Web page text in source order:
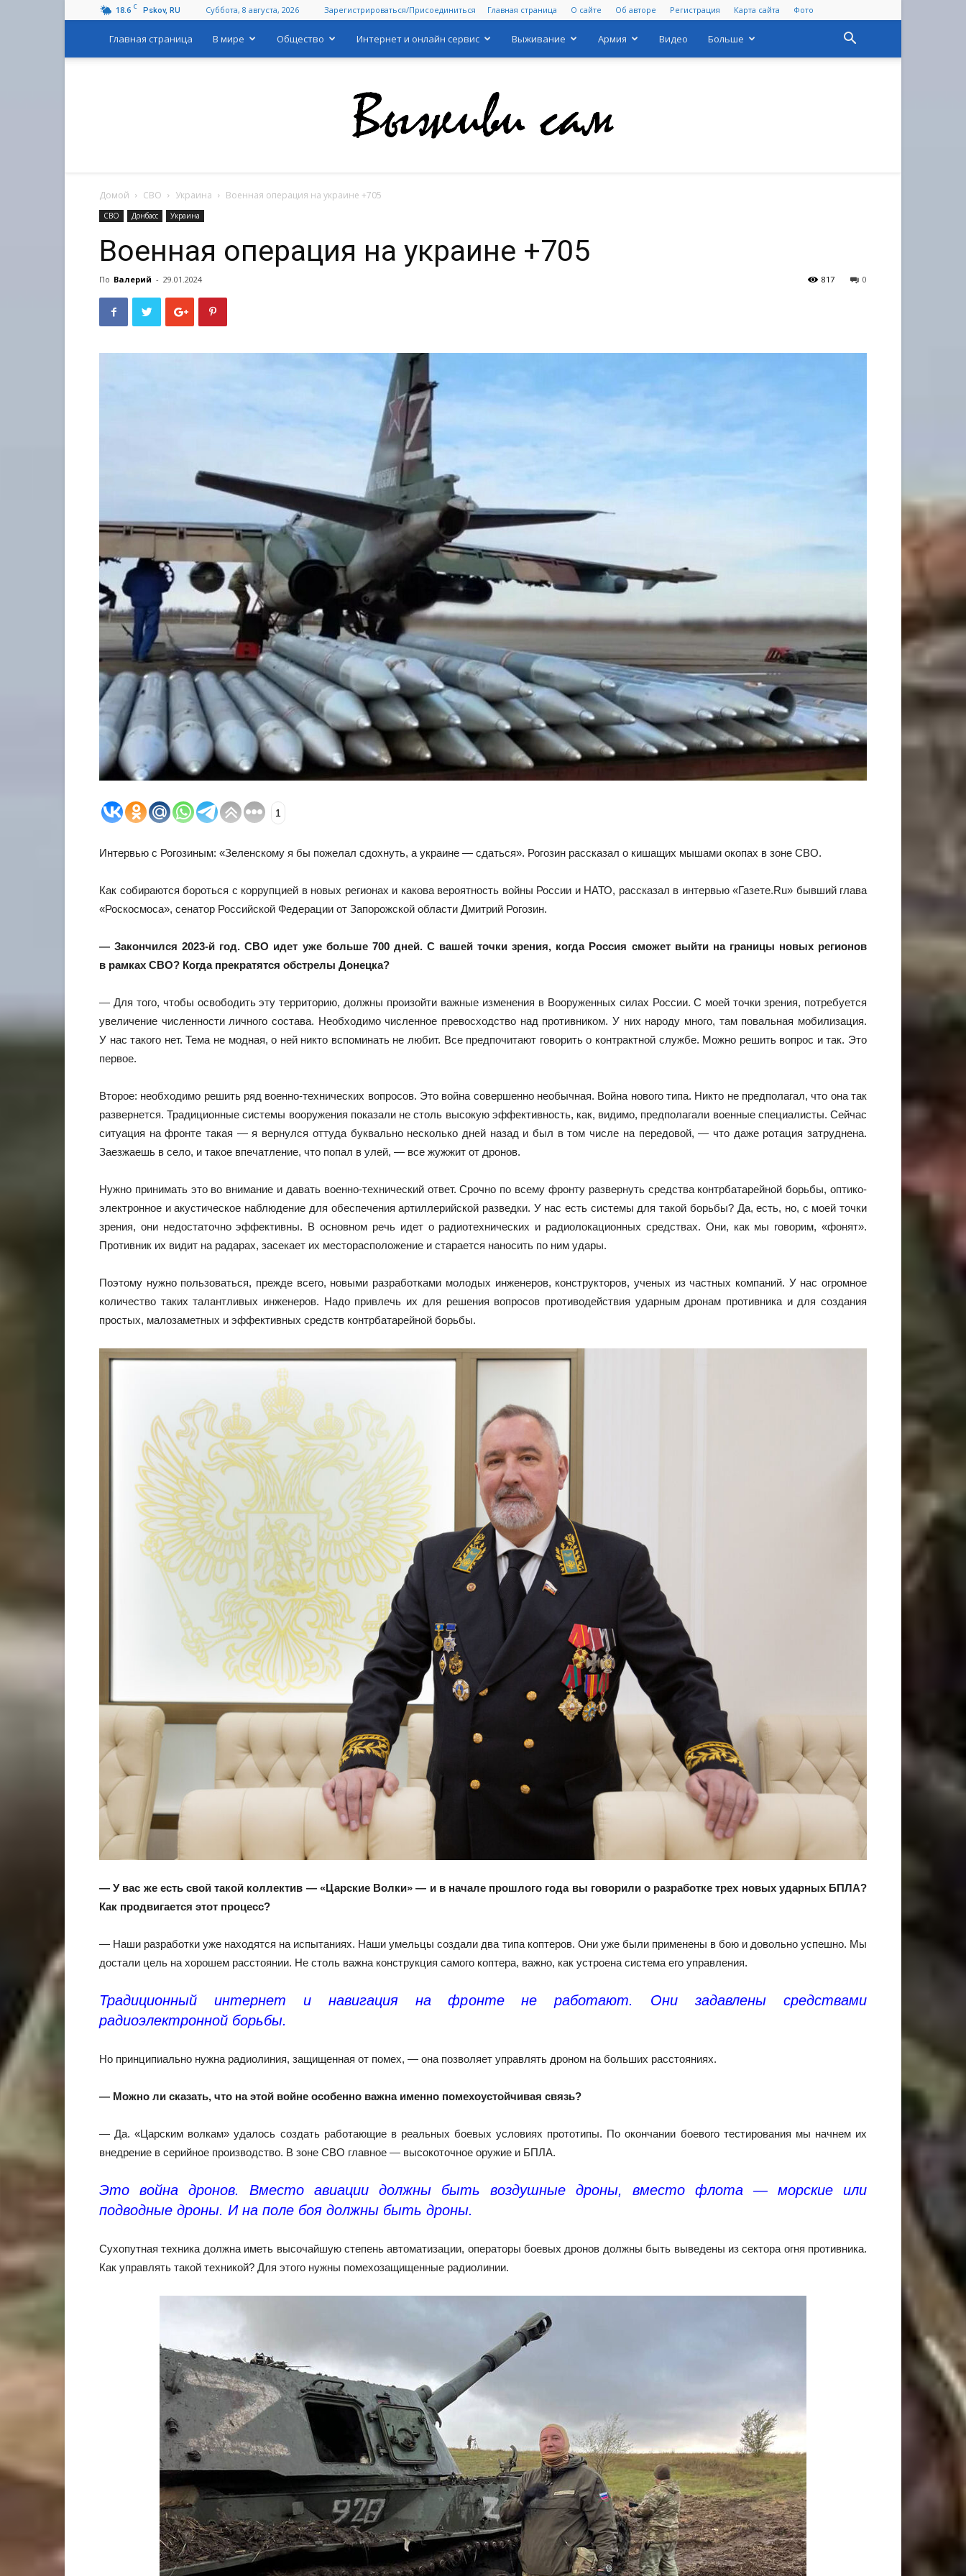
18.6 C Pskov, RU Суббота, 8 августа, 2026 Зарегистрироваться/Присоединиться Главная страница О сайте Об авторе Регистрация Карта сайта Фото
Главная страница В мире Общество Интернет и онлайн сервис Выживание Армия Видео Больше
Домой СВО Украина Военная операция на украине +705
СВО Донбасс Украина
Военная операция на украине +705
По Валерий - 29.01.2024 0
817
1
Интервью с Рогозиным: «Зеленскому я бы пожелал сдохнуть, а украине — сдаться». Рогозин рассказал о кишащих мышами окопах в зоне СВО.
Как собираются бороться с коррупцией в новых регионах и какова вероятность войны России и НАТО, рассказал в интервью «Газете.Ru» бывший глава
«Роскосмоса», сенатор Российской Федерации от Запорожской области Дмитрий Рогозин.
— Закончился 2023-й год. СВО идет уже больше 700 дней. С вашей точки зрения, когда Россия сможет выйти на границы новых регионов
в рамках СВО? Когда прекратятся обстрелы Донецка?
— Для того, чтобы освободить эту территорию, должны произойти важные изменения в Вооруженных силах России. С моей точки зрения, потребуется
увеличение численности личного состава. Необходимо численное превосходство над противником. У них народу много, там повальная мобилизация.
У нас такого нет. Тема не модная, о ней никто вспоминать не любит. Все предпочитают говорить о контрактной службе. Можно решить вопрос и так. Это
первое.
Второе: необходимо решить ряд военно-технических вопросов. Это война совершенно необычная. Война нового типа. Никто не предполагал, что она так
развернется. Традиционные системы вооружения показали не столь высокую эффективность, как, видимо, предполагали военные специалисты. Сейчас
ситуация на фронте такая — я вернулся оттуда буквально несколько дней назад и был в том числе на передовой, — что даже ротация затруднена.
Заезжаешь в село, и такое впечатление, что попал в улей, — все жужжит от дронов.
Нужно принимать это во внимание и давать военно-технический ответ. Срочно по всему фронту развернуть средства контрбатарейной борьбы, оптико-
электронное и акустическое наблюдение для обеспечения артиллерийской разведки. У нас есть системы для такой борьбы? Да, есть, но, с моей точки
зрения, они недостаточно эффективны. В основном речь идет о радиотехнических и радиолокационных средствах. Они, как мы говорим, «фонят».
Противник их видит на радарах, засекает их месторасположение и старается наносить по ним удары.
Поэтому нужно пользоваться, прежде всего, новыми разработками молодых инженеров, конструкторов, ученых из частных компаний. У нас огромное
количество таких талантливых инженеров. Надо привлечь их для решения вопросов противодействия ударным дронам противника и для создания
простых, малозаметных и эффективных средств контрбатарейной борьбы.
— У вас же есть свой такой коллектив — «Царские Волки» — и в начале прошлого года вы говорили о разработке трех новых ударных БПЛА?
Как продвигается этот процесс?
— Наши разработки уже находятся на испытаниях. Наши умельцы создали два типа коптеров. Они уже были применены в бою и довольно успешно. Мы
достали цель на хорошем расстоянии. Не столь важна конструкция самого коптера, важно, как устроена система его управления.
Традиционный интернет и навигация на фронте не работают. Они задавлены средствами
радиоэлектронной борьбы.
Но принципиально нужна радиолиния, защищенная от помех, — она позволяет управлять дроном на больших расстояниях.
— Можно ли сказать, что на этой войне особенно важна именно помехоустойчивая связь?
— Да. «Царским волкам» удалось создать работающие в реальных боевых условиях прототипы. По окончании боевого тестирования мы начнем их
внедрение в серийное производство. В зоне СВО главное — высокоточное оружие и БПЛА.
Это война дронов. Вместо авиации должны быть воздушные дроны, вместо флота — морские или
подводные дроны. И на поле боя должны быть дроны.
Сухопутная техника должна иметь высочайшую степень автоматизации, операторы боевых дронов должны быть выведены из сектора огня противника.
Как управлять такой техникой? Для этого нужны помехозащищенные радиолинии.